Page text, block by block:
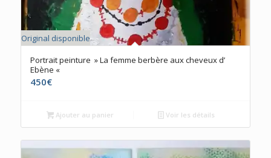
Original disponible
Portrait peinture » La femme berbère aux cheveux d’
Ebène «
450€
Ajouter au panier Voir les détails